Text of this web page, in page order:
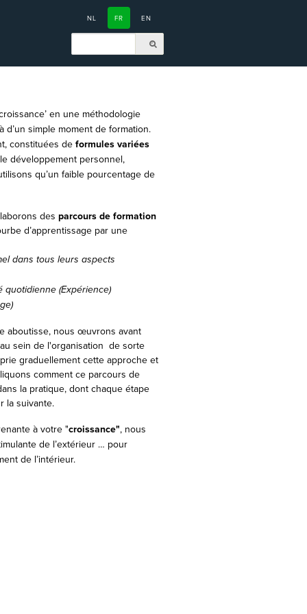
NL FR EN
en une méthodologie
d’un simple moment de formation.
constituées de formules variées
développement personnel,
qu’un faible pourcentage de
des parcours de formation
d’apprentissage par une
dans tous leurs aspects
(Expérience)
aboutisse, nous œuvrons avant
sein de l'organisation de sorte
graduellement cette approche et
comment ce parcours de
la pratique, dont chaque étape
la suivante.
à votre "croissance", nous
de l’extérieur … pour
de l’intérieur.